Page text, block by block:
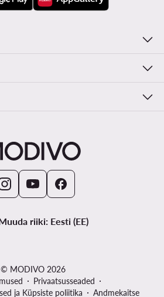
riiki: Eesti (EE)
© MODIVO 2026
Privaatsusseaded
ja Küpsiste poliitika
Andmekaitse